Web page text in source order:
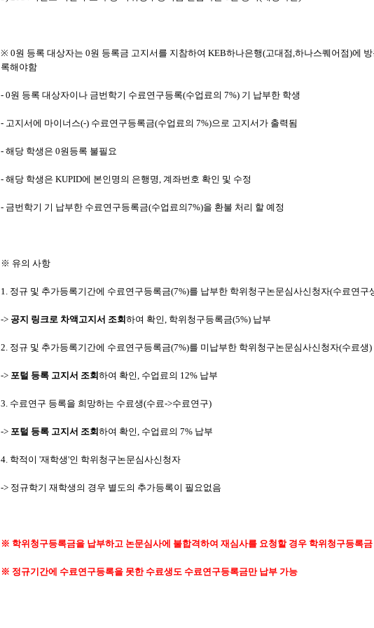
※ 0원 등록 대상자는 0원 등록금 고지서를 지참하여 KEB하나은행(고대점,하나스퀘어점)에 방
록해야함
- 0원 등록 대상자이나 금번학기 수료연구등록(수업료의 7%) 기 납부한 학생
- 고지서에 마이너스(-) 수료연구등록금(수업료의 7%)으로 고지서가 출력됨
- 해당 학생은 0원등록 불필요
- 해당 학생은 KUPID에 본인명의 은행명, 계좌번호 확인 및 수정
- 금번학기 기 납부한 수료연구등록금(수업료의7%)을 환불 처리 할 예정
※ 유의 사항
1. 정규 및 추가등록기간에 수료연구등록금(7%)를 납부한 학위청구논문심사신청자(수료연구
-> 공지 링크로 차액고지서 조회 하여 확인, 학위청구등록금(5%) 납부
2. 정규 및 추가등록기간에 수료연구등록금(7%)를 미납부한 학위청구논문심사신청자(수료생)
-> 포털 등록 고지서 조회 하여 확인, 수업료의 12% 납부
3. 수료연구 등록을 희망하는 수료생(수료->수료연구)
-> 포털 등록 고지서 조회 하여 확인, 수업료의 7% 납부
4. 학적이 '재학생'인 학위청구논문심사신청자
-> 정규학기 재학생의 경우 별도의 추가등록이 필요없음
※ 학위청구등록금을 납부하고 논문심사에 불합격하여 재심사를 요청할 경우 학위청구등록
※ 정규기간에 수료연구등록을 못한 수료생도 수료연구등록금만 납부 가능